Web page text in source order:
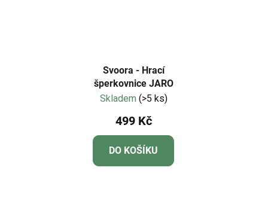
Svoora - Hrací
šperkovnice JARO
Skladem (>5 ks)
499 Kč
DO KOŠÍKU